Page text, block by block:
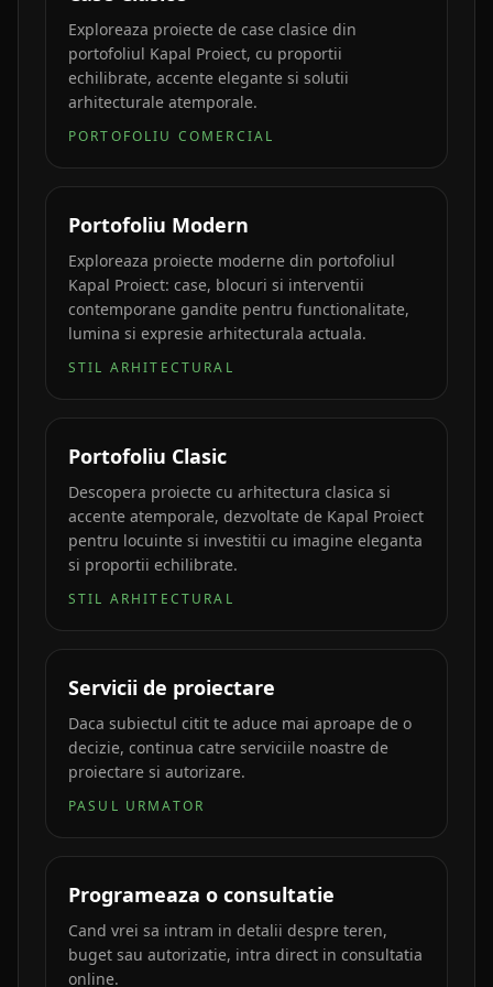
Exploreaza proiecte de case clasice din
portofoliul Kapal Proiect, cu proportii
echilibrate, accente elegante si solutii
arhitecturale atemporale.
PORTOFOLIU COMERCIAL
Portofoliu Modern
Exploreaza proiecte moderne din portofoliul
Kapal Proiect: case, blocuri si interventii
contemporane gandite pentru functionalitate,
lumina si expresie arhitecturala actuala.
STIL ARHITECTURAL
Portofoliu Clasic
Descopera proiecte cu arhitectura clasica si
accente atemporale, dezvoltate de Kapal Proiect
pentru locuinte si investitii cu imagine eleganta
si proportii echilibrate.
STIL ARHITECTURAL
Servicii de proiectare
Daca subiectul citit te aduce mai aproape de o
decizie, continua catre serviciile noastre de
proiectare si autorizare.
PASUL URMATOR
Programeaza o consultatie
Cand vrei sa intram in detalii despre teren,
buget sau autorizatie, intra direct in consultatia
online.